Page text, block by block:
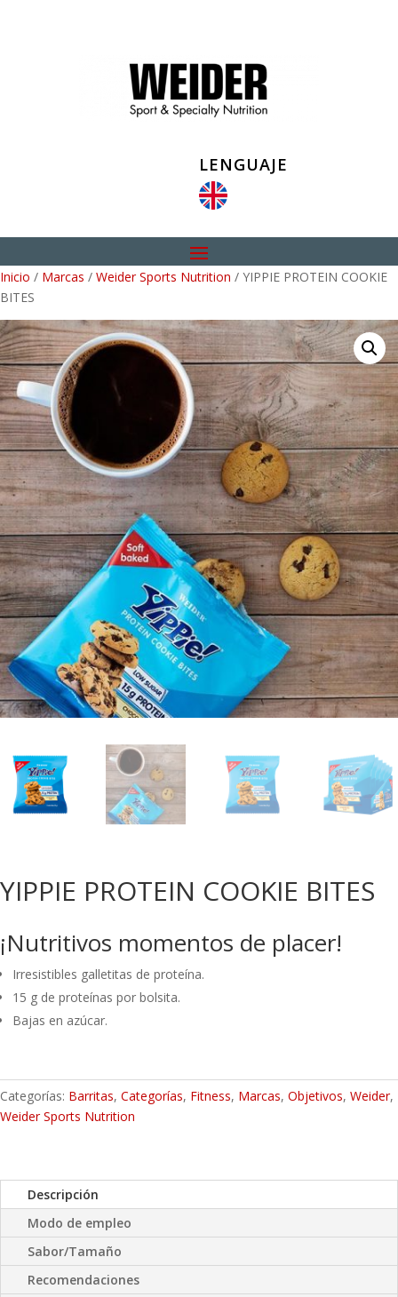
LENGUAJE
Inicio / Marcas / Weider Sports Nutrition / YIPPIE PROTEIN COOKIE
BITES
YIPPIE PROTEIN COOKIE BITES
¡Nutritivos momentos de placer!
Irresistibles galletitas de proteína.
15 g de proteínas por bolsita.
Bajas en azúcar.
Categorías: Barritas, Categorías, Fitness, Marcas, Objetivos, Weider,
Weider Sports Nutrition
Descripción
Modo de empleo
Sabor/Tamaño
Recomendaciones